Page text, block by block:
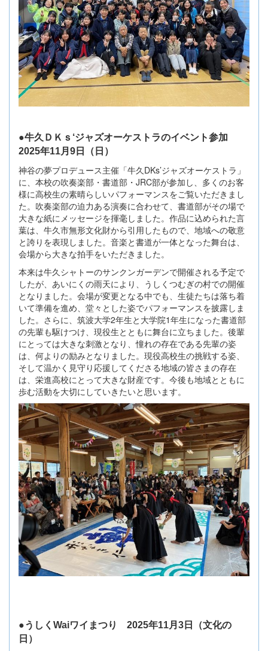
●牛久ＤＫｓ‘ジャズオーケストラのイベント参加
2025年11月9日（日）
神谷の夢プロデュース主催「牛久DKs’ジャズオーケストラ」
に、本校の吹奏楽部・書道部・JRC部が参加し、多くのお客
様に高校生の素晴らしいパフォーマンスをご覧いただきまし
た。吹奏楽部の迫力ある演奏に合わせて、書道部がその場で
大きな紙にメッセージを揮毫しました。作品に込められた言
葉は、牛久市無形文化財から引用したもので、地域への敬意
と誇りを表現しました。音楽と書道が一体となった舞台は、
会場から大きな拍手をいただきました。
本来は牛久シャトーのサンクンガーデンで開催される予定で
したが、あいにくの雨天により、うしくつむぎの村での開催
となりました。会場が変更となる中でも、生徒たちは落ち着
いて準備を進め、堂々とした姿でパフォーマンスを披露しま
した。さらに、筑波大学2年生と大学院1年生になった書道部
の先輩も駆けつけ、現役生とともに舞台に立ちました。後輩
にとっては大きな刺激となり、憧れの存在である先輩の姿
は、何よりの励みとなりました。現役高校生の挑戦する姿、
そして温かく見守り応援してくださる地域の皆さまの存在
は、栄進高校にとって大きな財産です。今後も地域とともに
歩む活動を大切にしていきたいと思います。
●うしくWaiワイまつり 2025年11月3日（文化の
日）